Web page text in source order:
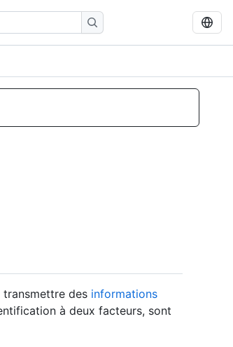
transmettre des informations
à deux facteurs, sont